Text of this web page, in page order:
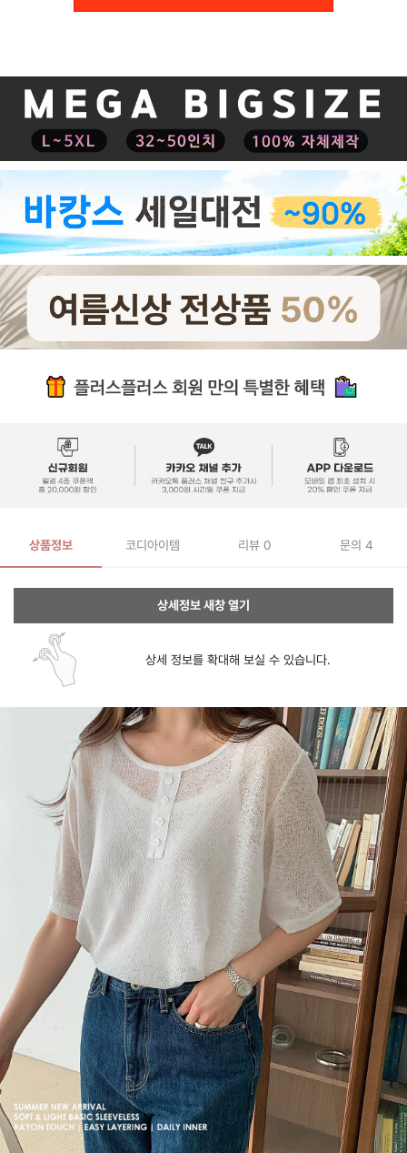
상품정보 코디아이템 리뷰 0 문의 4
상세정보 새창 열기
상세 정보를 확대해 보실 수 있습니다.